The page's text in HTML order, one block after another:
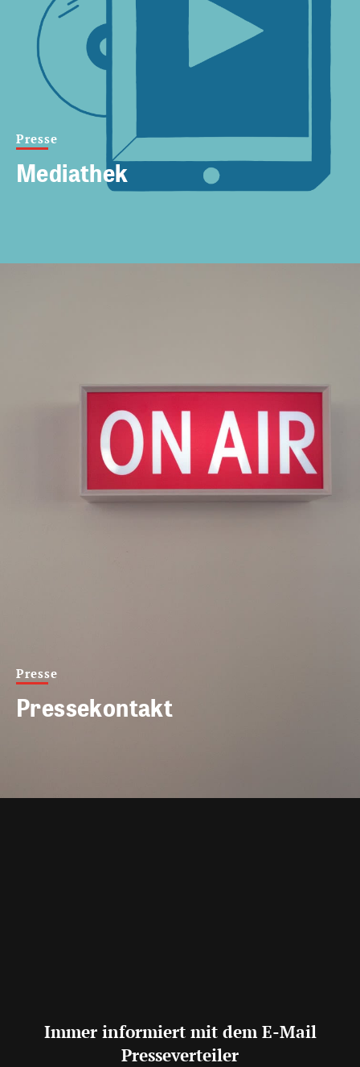
Presse
Mediathek
Presse
Pressekontakt
Immer informiert mit dem E-Mail
Presseverteiler